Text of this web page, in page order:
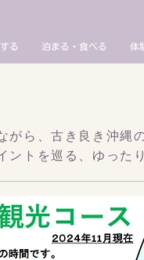
る 泊まる・食べる 体
がら、​古き良き沖縄
ントを巡る、ゆった